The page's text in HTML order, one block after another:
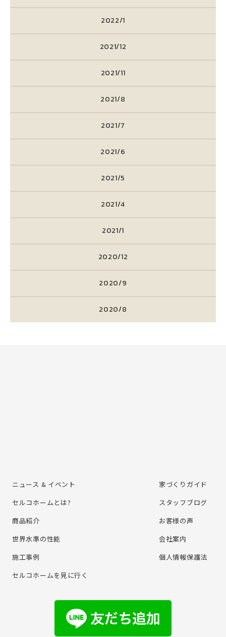
2022/1
2021/12
2021/11
2021/8
2021/7
2021/6
2021/5
2021/4
2021/1
2020/12
2020/9
2020/8
ニュース & イベント
セルコホームとは?
商品紹介
世界水準の性能
施⼯事例
セルコホームを⾒に⾏く
家づくりガイド
スタッフブログ
お客様の声
会社案内
個⼈情報保護法